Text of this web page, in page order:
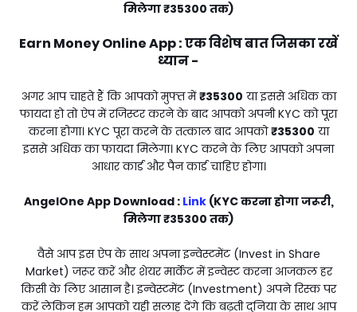
मिलेगा₹35300 तक)
Earn Money Online App : एक विशेष बात जिसका रखें
ध्यान -
अगर आप चाहते हैं कि आपको मुफ्त में₹35300 या इससे अधिक का
फायदा हो तो ऐप में रजिस्टर करने के बाद आपको अपनी KYC को पूरा
करना होगा। KYC पूरा करने के तत्काल बाद आपको₹35300 या
इससे अधिक का फायदा मिलेगा। KYC करने के लिए आपको अपना
आधार कार्ड और पैन कार्ड चाहिए होगा।
AngelOne App Download : Link(KYC करना होगा जरूरी,
मिलेगा₹35300 तक)
वैसे आप इस ऐप के साथ अपना इन्वेस्टमेंट (Invest in Share
Market) जरूर करें और शेयर मार्केट में इन्वेस्ट करना आजकल हर
किसी के लिए आसान है। इन्वेस्टमेंट (Investment) अपने रिस्क पर
करें लेकिन हम आपको यही सलाह देंगे कि बढ़ती दुनिया के साथ आप